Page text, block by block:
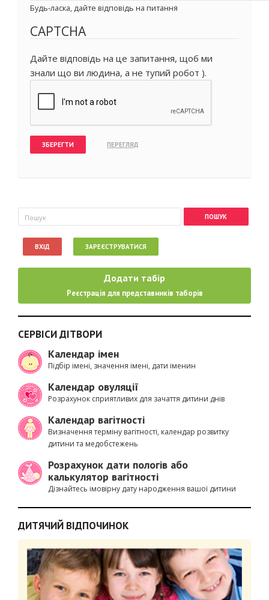
Будь-ласка, дайте відповідь на питання
CAPTCHA
Дайте відповідь на це запитання, щоб ми
знали що ви людина, а не тупий робот ).
Пошукова форма
Пошук
ВХІД ЗАРЕЄСТРУВАТИСЯ
Додати табір
Реєстрація для представників таборів
СЕРВІСИ ДІТВОРИ
Календар імен
Підбір імені, значення імені, дати іменин
Календар овуляції
Розрахунок сприятливих для зачаття дитини днів
Календар вагітності
Визначення терміну вагітності, календар розвитку
дитини та медобстежень
Розрахунок дати пологів або
калькулятор вагітності
Дізнайтесь імовірну дату народження вашої дитини
ДИТЯЧИЙ ВІДПОЧИНОК